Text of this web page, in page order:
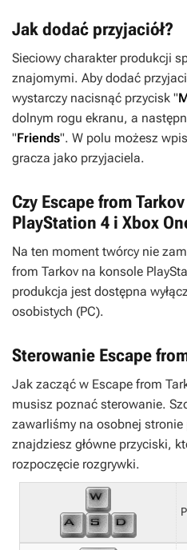
Jak dodać przyjaciół?
Sieciowy charakter produkcji
znajomymi. Aby dodać
wystarczy nacisnąć przycisk "
dolnym rogu ekranu, a
"Friends". W polu możesz
gracza jako przyjaciela.
Czy Escape from
PlayStation 4 i Xbox
Na ten moment twórcy nie
from Tarkov na konsole
produkcja jest dostępna
osobistych (PC).
Sterowanie Escape
Jak zacząć w Escape from
musisz poznać sterowanie.
zawarliśmy na osobnej
znajdziesz główne przyciski,
rozpoczęcie rozgrywki.